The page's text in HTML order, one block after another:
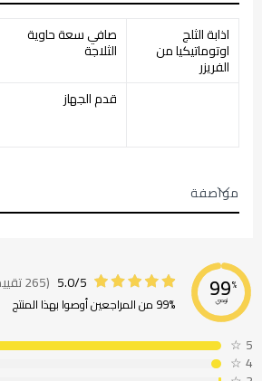
اذابة الثلج
اوتوماتيكيا من
الفريزر
صافي سعة حاوية
الثلاجة
قدم الجهاز
مواصفة
99%
نوصي
5.0/5 (265 تقييمًا (تقييمات))
99% من المراجعين أوصوا بهذا المنتج
5
☆
4
☆